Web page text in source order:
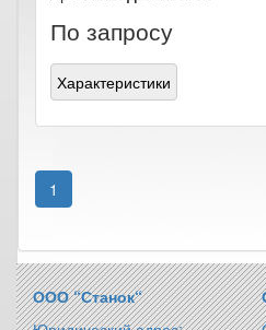
По запросу
Характеристики
1
ООО “Станок“